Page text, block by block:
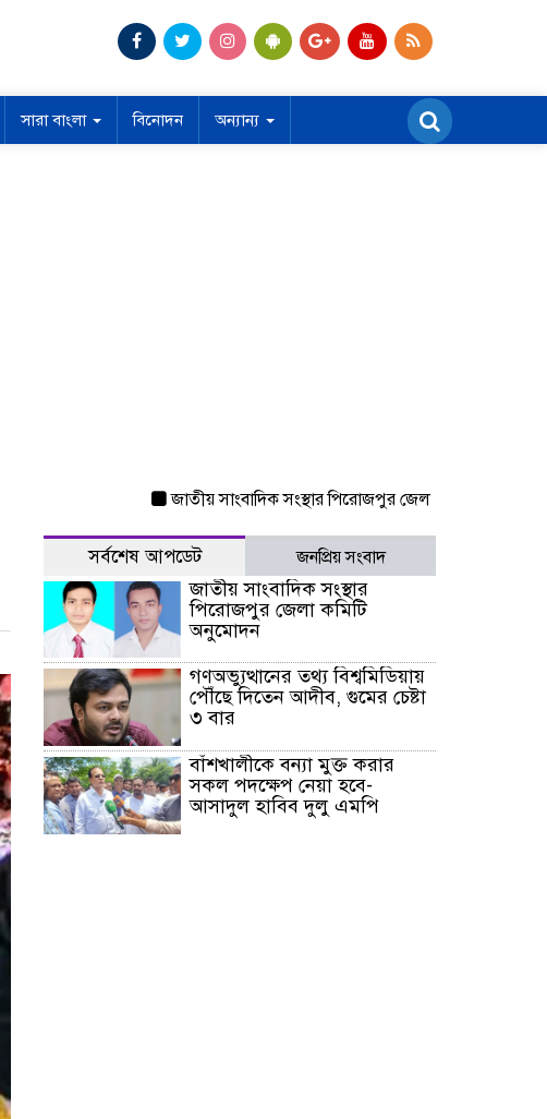
সারা বাংলা বিনোদন অন্যান্য
জাতীয় সাংবাদিক সংস্থার পিরোজপুর জেলা কমিটি অনুমোদন
সর্বশেষ আপডেট জনপ্রিয় সংবাদ
জাতীয় সাংবাদিক সংস্থার
পিরোজপুর জেলা কমিটি
অনুমোদন
গণঅভ্যুত্থানের তথ্য বিশ্বমিডিয়ায়
পৌঁছে দিতেন আদীব, গুমের চেষ্টা
৩ বার
বাঁশখালীকে বন্যা মুক্ত করার
সকল পদক্ষেপ নেয়া হবে-
আসাদুল হাবিব দুলু এমপি